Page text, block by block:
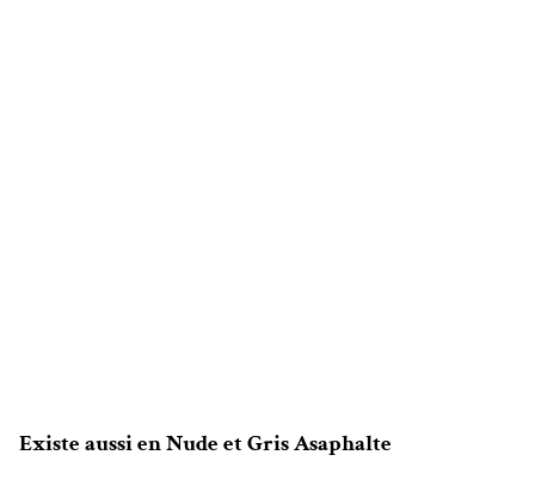
Existe aussi en Nude et Gris Asaphalte